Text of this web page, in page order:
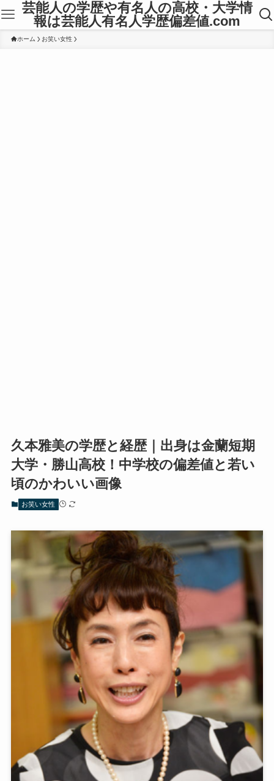
芸能人の学歴や有名人の高校・大学情
報は芸能人有名人学歴偏差値.com
ホーム お笑い女性
久本雅美の学歴と経歴｜出身は金蘭短期
大学・勝山高校！中学校の偏差値と若い
頃のかわいい画像
お笑い女性